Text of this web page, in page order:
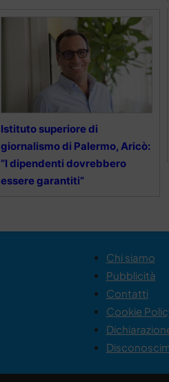
Istituto superiore di
giornalismo di Palermo, Aricò:
”I dipendenti dovrebbero
essere garantiti”
Chi siamo
Pubblicità
Contatti
Cookie